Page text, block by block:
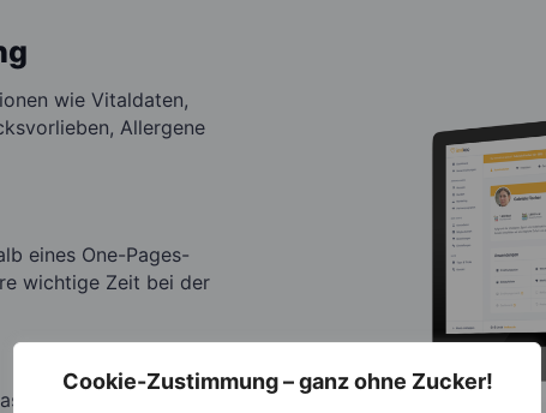
Cookie-Zustimmung – ganz ohne Zucker!
wie Vitaldaten,
Allergene
eines One-Pages-
wichtige Zeit bei der